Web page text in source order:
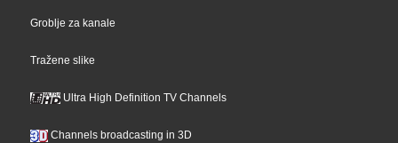
Groblje za kanale
Tražene slike
Ultra High Definition TV Channels
Channels broadcasting in 3D